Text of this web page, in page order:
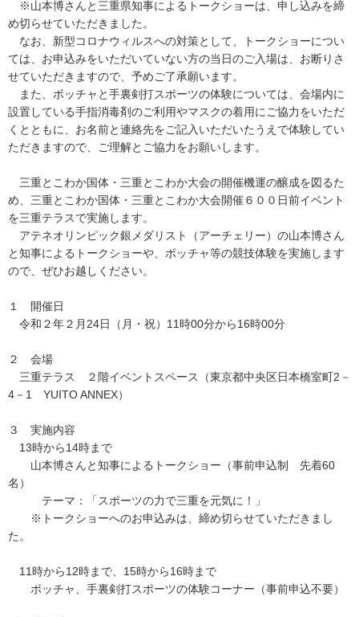
※山本博さんと三重県知事によるトークショーは、申し込みを締
め切らせていただきました。
なお、新型コロナウィルスへの対策として、トークショーについ
ては、お申込みをいただいていない方の当日のご入場は、お断りさ
せていただきますので、予めご了承願います。
また、ボッチャと手裏剣打スポーツの体験については、会場内に
設置している手指消毒剤のご利用やマスクの着用にご協力をいただ
くとともに、お名前と連絡先をご記入いただいたうえで体験してい
ただきますので、ご理解とご協力をお願いします。
三重とこわか国体・三重とこわか大会の開催機運の醸成を図るた
め、三重とこわか国体・三重とこわか大会開催６００日前イベント
を三重テラスで実施します。
アテネオリンピック銀メダリスト（アーチェリー）の山本博さん
と知事によるトークショーや、ボッチャ等の競技体験を実施します
ので、ぜひお越しください。
１ 開催日
令和２年２月24日（月・祝）11時00分から16時00分
２ 会場
三重テラス ２階イベントスペース（東京都中央区日本橋室町2－
4－1 YUITO ANNEX）
３ 実施内容
13時から14時まで
山本博さんと知事によるトークショー（事前申込制 先着60
名）
テーマ：「スポーツの力で三重を元気に！」
※トークショーへのお申込みは、締め切らせていただきまし
た。
11時から12時まで、15時から16時まで
ボッチャ、手裏剣打スポーツの体験コーナー（事前申込不要）